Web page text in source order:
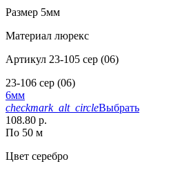
Размер 5мм
Материал люрекс
Артикул 23-105 сер (06)
23-106 сер (06)
6мм
checkmark_alt_circleВыбрать
108.80 р.
По 50 м
Цвет серебро